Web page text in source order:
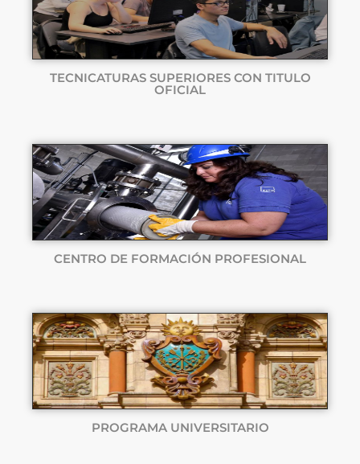
TECNICATURAS SUPERIORES CON TITULO
OFICIAL
CENTRO DE FORMACIÓN PROFESIONAL
PROGRAMA UNIVERSITARIO